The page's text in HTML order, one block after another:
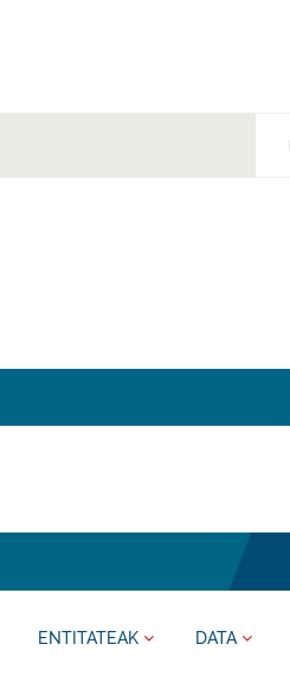
ENTITATEAK DATA